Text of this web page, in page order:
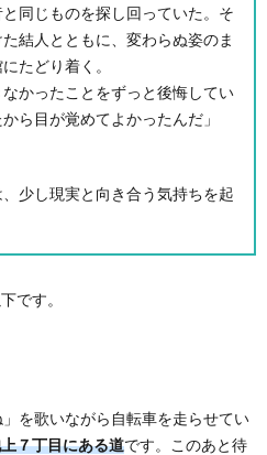
同じものを探し回っていた。そ
結人とともに、変わらぬ姿のま
たどり着く。
かったことをずっと後悔してい
ら目が覚めてよかったんだ」
少し現実と向き合う気持ちを起
です。
を歌いながら自転車を走らせてい
７丁目にある道です。このあと待